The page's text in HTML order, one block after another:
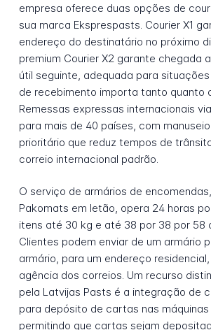
empresa oferece duas opções de
sua marca Eksprespasts. Courier X1
endereço do destinatário no próximo
premium Courier X2 garante chegada
útil seguinte, adequada para
de recebimento importa tanto quanto
Remessas expressas internacionais
para mais de 40 países, com
prioritário que reduz tempos de
correio internacional padrão.
O serviço de armários de
Pakomats em letão, opera 24 horas
itens até 30 kg e até 38 por 38 por 58
Clientes podem enviar de um armário
armário, para um endereço
agência dos correios. Um recurso
pela Latvijas Pasts é a integração de
para depósito de cartas nas máquinas
permitindo que cartas sejam